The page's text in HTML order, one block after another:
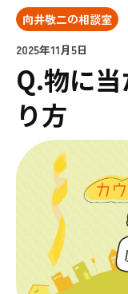
向井敬二の相談室
2025年11月5日
Q.物に
り方